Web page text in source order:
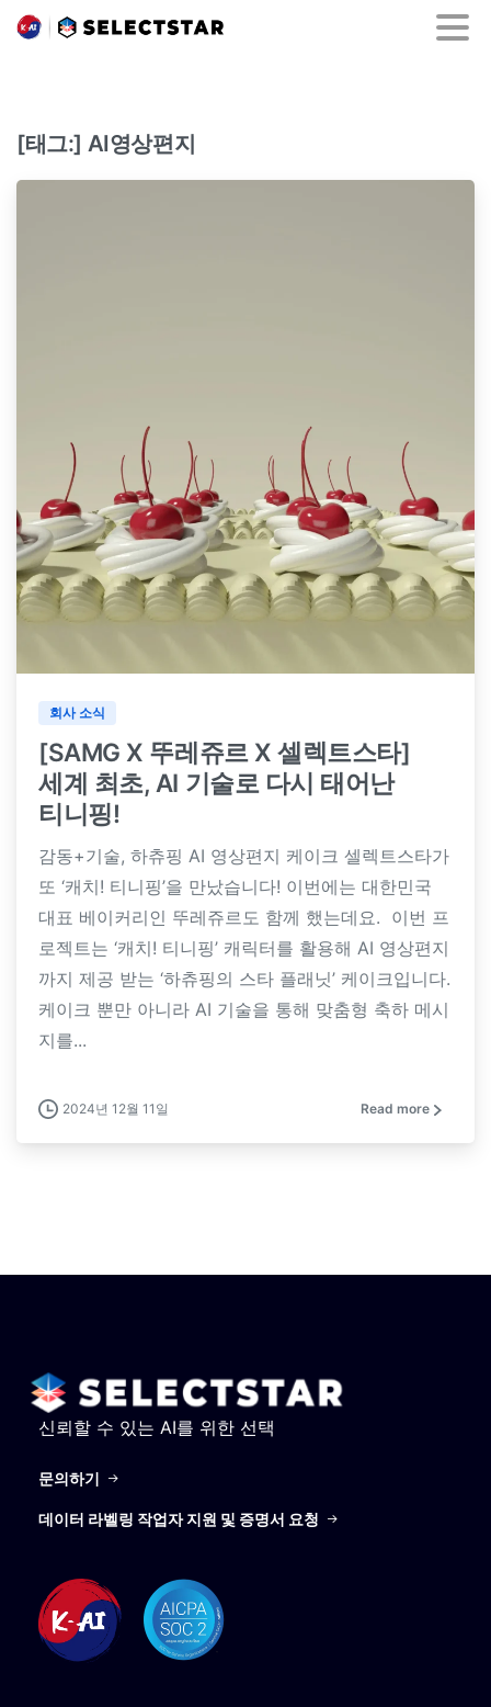
[태그:] AI영상편지
회사 소식
[SAMG X 뚜레쥬르 X 셀렉트스타]
세계 최초, AI 기술로 다시 태어난
티니핑!
감동+기술, 하츄핑 AI 영상편지 케이크 셀렉트스타가
또 ‘캐치! 티니핑’을 만났습니다! 이번에는 대한민국
대표 베이커리인 뚜레쥬르도 함께 했는데요. 이번 프
로젝트는 ‘캐치! 티니핑’ 캐릭터를 활용해 AI 영상편지
까지 제공 받는 ‘하츄핑의 스타 플래닛’ 케이크입니다.
케이크 뿐만 아니라 AI 기술을 통해 맞춤형 축하 메시
지를...
2024년 12월 11일 Read more
신뢰할 수 있는 AI를 위한 선택
문의하기
데이터 라벨링 작업자 지원 및 증명서 요청